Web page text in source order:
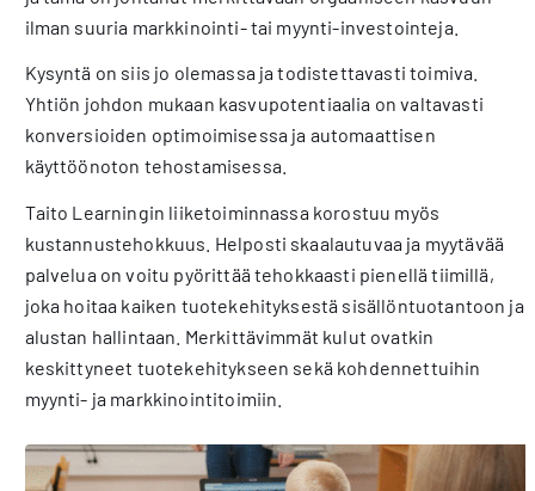
ilman suuria markkinointi- tai myynti-investointeja.
Kysyntä on siis jo olemassa ja todistettavasti toimiva.
Yhtiön johdon mukaan kasvupotentiaalia on valtavasti
konversioiden optimoimisessa ja automaattisen
käyttöönoton tehostamisessa.
Taito Learningin liiketoiminnassa korostuu myös
kustannustehokkuus. Helposti skaalautuvaa ja myytävää
palvelua on voitu pyörittää tehokkaasti pienellä tiimillä,
joka hoitaa kaiken tuotekehityksestä sisällöntuotantoon ja
alustan hallintaan. Merkittävimmät kulut ovatkin
keskittyneet tuotekehitykseen sekä kohdennettuihin
myynti- ja markkinointitoimiin.